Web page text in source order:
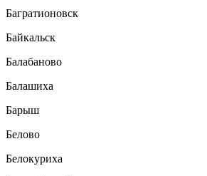
Багратионовск
Байкальск
Балабаново
Балашиха
Барыш
Белово
Белокуриха